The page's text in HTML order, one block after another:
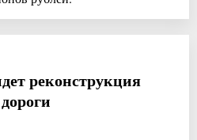
реконструкция